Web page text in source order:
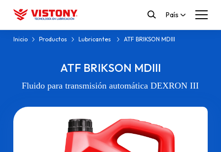
País
Inicio Productos Lubricantes ATF BRIKSON MDIII
ATF BRIKSON MDIII
Fluido para transmisión automática DEXRON III